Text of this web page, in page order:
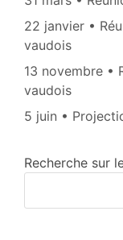
22 janvier •
vaudois
13 novembre •
vaudois
5 juin •
Recherche sur